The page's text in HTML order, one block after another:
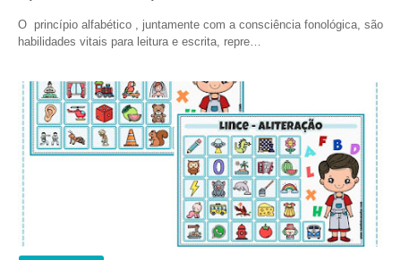
O princípio alfabético , juntamente com a consciência fonológica, são
habilidades vitais para leitura e escrita, repre…